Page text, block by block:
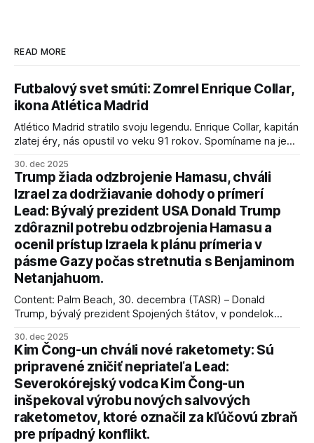
READ MORE
Futbalový svet smúti: Zomrel Enrique Collar,
ikona Atlética Madrid
Atlético Madrid stratilo svoju legendu. Enrique Collar, kapitán
zlatej éry, nás opustil vo veku 91 rokov. Spomíname na jeho
30. dec 2025
Trump žiada odzbrojenie Hamasu, chváli
Izrael za dodržiavanie dohody o prímerí
Lead: Bývalý prezident USA Donald Trump
zdôraznil potrebu odzbrojenia Hamasu a
ocenil prístup Izraela k plánu prímeria v
pásme Gazy počas stretnutia s Benjaminom
Netanjahuom.
Content: Palm Beach, 30. decembra (TASR) – Donald
Trump, bývalý prezident Spojených štátov, v pondelok
kľúčové pre úspešné dosiahnutie prímeria v Gaze. Agentúra
AFP informuje, že Trump vyjadril presvedčenie, že Izrael plní
podmienky dohody o prí
30. dec 2025
Kim Čong-un chváli nové raketomety: Sú
pripravené zničiť nepriateľa Lead:
Severokórejský vodca Kim Čong-un
inšpekoval výrobu nových salvových
raketometov, ktoré označil za kľúčovú zbraň
pre prípadný konflikt.